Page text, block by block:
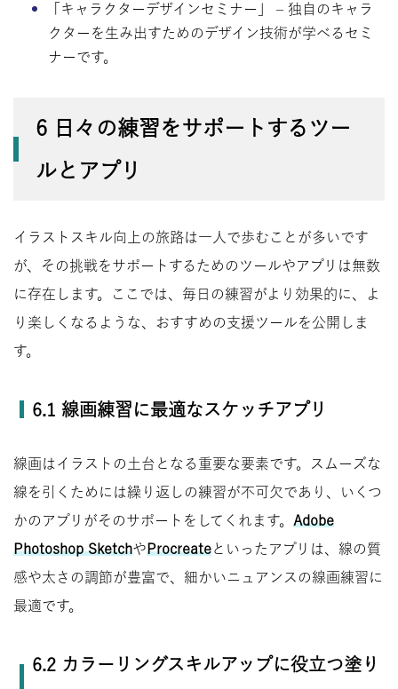
「キャラクターデザインセミナー」 – 独自のキャラ
クターを生み出すためのデザイン技術が学べるセミ
ナーです。
6 日々の練習をサポートするツー
ルとアプリ
イラストスキル向上の旅路は一人で歩むことが多いです
が、その挑戦をサポートするためのツールやアプリは無数
に存在します。ここでは、毎日の練習がより効果的に、よ
り楽しくなるような、おすすめの支援ツールを公開しま
す。
6.1 線画練習に最適なスケッチアプリ
線画はイラストの土台となる重要な要素です。スムーズな
線を引くためには繰り返しの練習が不可欠であり、いくつ
かのアプリがそのサポートをしてくれます。 Adobe
Photoshop SketchやProcreateといったアプリは、線の質
感や太さの調節が豊富で、細かいニュアンスの線画練習に
最適です。
6.2 カラーリングスキルアップに役立つ塗り